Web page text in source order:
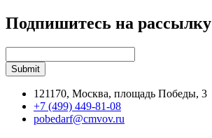
Подпишитесь на рассылку
121170, Москва, площадь Победы, 3
+7 (499) 449-81-08
pobedarf@cmvov.ru